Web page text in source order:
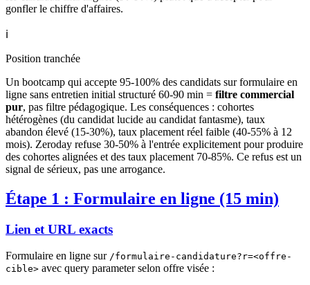
gonfler le chiffre d'affaires.
ℹ️
Position tranchée
Un bootcamp qui accepte 95-100% des candidats sur formulaire en
ligne sans entretien initial structuré 60-90 min = filtre commercial
pur, pas filtre pédagogique. Les conséquences : cohortes
hétérogènes (du candidat lucide au candidat fantasme), taux
abandon élevé (15-30%), taux placement réel faible (40-55% à 12
mois). Zeroday refuse 30-50% à l'entrée explicitement pour produire
des cohortes alignées et des taux placement 70-85%. Ce refus est un
signal de sérieux, pas une arrogance.
Étape 1 : Formulaire en ligne (15 min)
Lien et URL exacts
Formulaire en ligne sur /formulaire-candidature?r=<offre-
cible> avec query parameter selon offre visée :